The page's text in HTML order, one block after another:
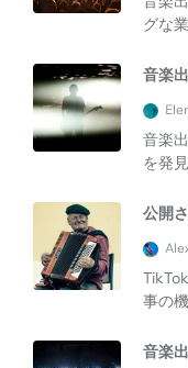
グな
音楽
音楽
を発
公開
事の
音楽